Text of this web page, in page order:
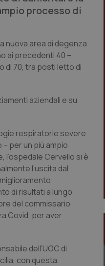
processo di
nuova area di degenza
ai precedenti 40 –
di 70, tra posti letto di
aziendali e su
respiratorie severe
per un più ampio
Cervello si è
l’uscita dal
di risultati a lungo
del commissario
Covid, per aver
dell’UOC di
con questa